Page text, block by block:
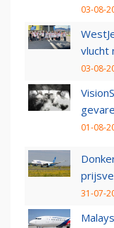
03-08-
vlucht
03-08-
01-08-
31-07-